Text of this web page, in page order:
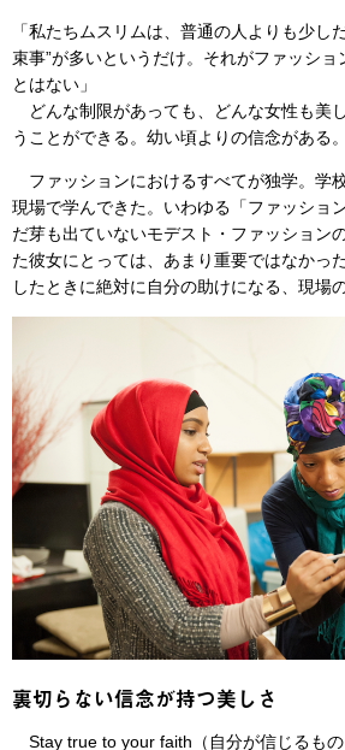
「私たちムスリムは、普通の人よりも少し
束事”が多いというだけ。それがファッショ
とはない」
どんな制限があっても、どんな女性も美
うことができる。幼い頃よりの信念がある。
ファッションにおけるすべてが独学。学
現場で学んできた。いわゆる「ファッショ
だ芽も出ていないモデスト・ファッション
た彼女にとっては、あまり重要ではなかっ
したときに絶対に自分の助けになる、現場
裏切らない信念が持つ美しさ
Stay true to your faith（自分が信じるも